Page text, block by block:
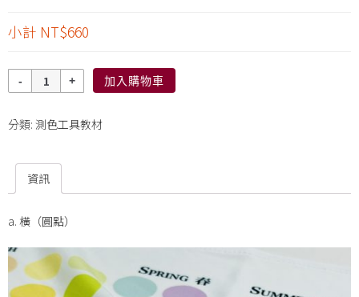
小計 NT$660
量
加入購物車
分類: 測色工具教材
資訊
a. 橫（圓點）